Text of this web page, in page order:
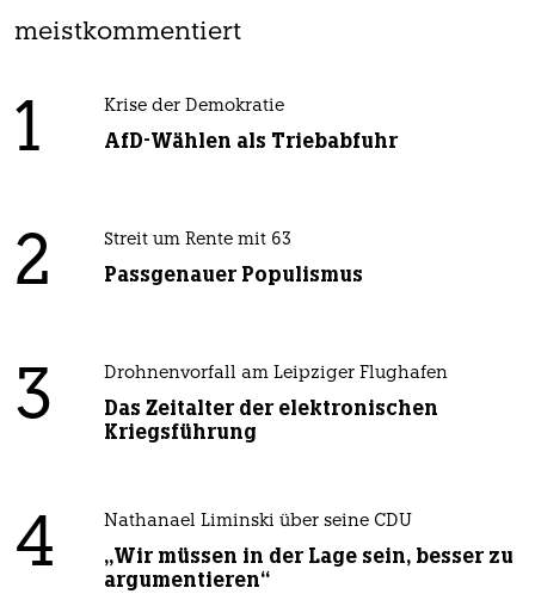
meistkommentiert
1 Krise der Demokratie
AfD-Wählen als Triebabfuhr
2 Streit um Rente mit 63
Passgenauer Populismus
3 Drohnenvorfall am Leipziger Flughafen
Das Zeitalter der elektronischen
Kriegsführung
4 Nathanael Liminski über seine CDU
„Wir müssen in der Lage sein, besser zu
argumentieren“